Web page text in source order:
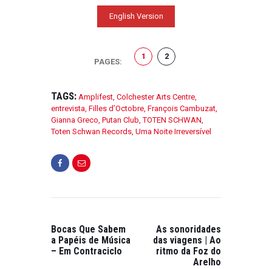
English Version
PAGES:
PAGE
1 PAGE
2
TAGS: Amplifest Colchester Arts Centre
entrevista Filles d’Octobre François Cambuzat
Gianna Greco Putan Club ,TOTEN SCHWAN
Toten Schwan Records Uma Noite Irreversível
Bocas Que Sabem
a Papéis de Música
– Em Contraciclo
As sonoridades
das viagens | Ao
ritmo da Foz do
Arelho